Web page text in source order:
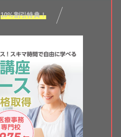
10%割引特典！